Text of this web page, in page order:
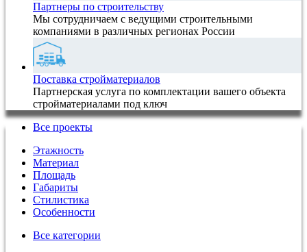
Партнеры по строительству
Мы сотрудничаем с ведущими строительными
компаниями в различных регионах России
Поставка стройматериалов
Партнерская услуга по комплектации вашего объекта
стройматериалами под ключ
Все проекты
Этажность
Материал
Площадь
Габариты
Стилистика
Особенности
Все категории